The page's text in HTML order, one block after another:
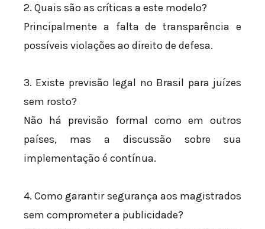
2. Quais são as críticas a este modelo?
Principalmente a falta de transparência e
possíveis violações ao direito de defesa.
3. Existe previsão legal no Brasil para juízes
sem rosto?
Não há previsão formal como em outros
países, mas a discussão sobre sua
implementação é contínua.
4. Como garantir segurança aos magistrados
sem comprometer a publicidade?